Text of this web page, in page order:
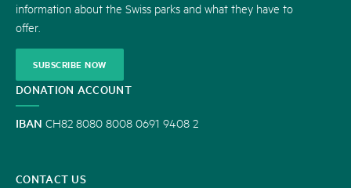
information about the Swiss parks and what they have to
offer.
SUBSCRIBE NOW
DONATION ACCOUNT
IBAN CH82 8080 8008 0691 9408 2
CONTACT US